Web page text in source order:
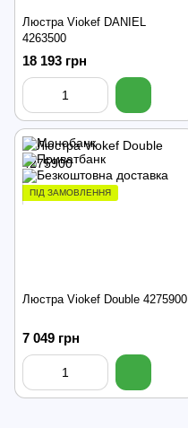
Люстра Viokef DANIEL
4263500
18 193 грн
ПІД ЗАМОВЛЕННЯ
Люстра Viokef Double 4275900
7 049 грн